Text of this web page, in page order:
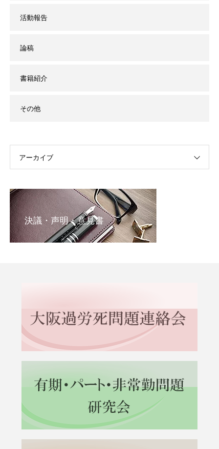
活動報告
論稿
書籍紹介
その他
アーカイブ
決議・声明・意見書